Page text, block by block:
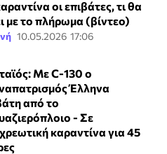
οι επιβάτες, τι θα
με το πλήρωμα (βίντεο)
10.05.2026 17:06
Με C-130 ο
Έλληνα
από το
- Σε
καραντίνα για 45